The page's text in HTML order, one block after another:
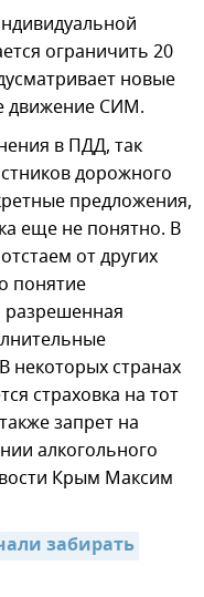
ограничить 20
новые
движение СИМ.
в ПДД, так
дорожного
предложения,
еще не понятно. В
от других
понятие
разрешенная
некоторых странах
страховка на тот
запрет на
алкогольного
Крым Максим
забирать